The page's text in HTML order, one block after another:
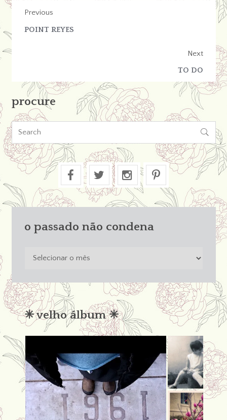
Previous
POINT REYES
Next
TO DO
procure

o passado não condena
condena
✳︎ velho álbum ✳︎